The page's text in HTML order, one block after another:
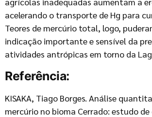
acelerando o transporte de Hg para
Teores de mercúrio total, logo,
indicação importante e sensível da
atividades antrópicas em torno da
Referência:
KISAKA, Tiago Borges. Análise
mercúrio no bioma Cerrado: estudo